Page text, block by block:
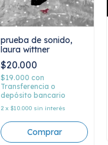
prueba de sonido,
laura wittner
$20.000
$19.000 con
Transferencia o
depósito bancario
2 x $10.000 sin interés